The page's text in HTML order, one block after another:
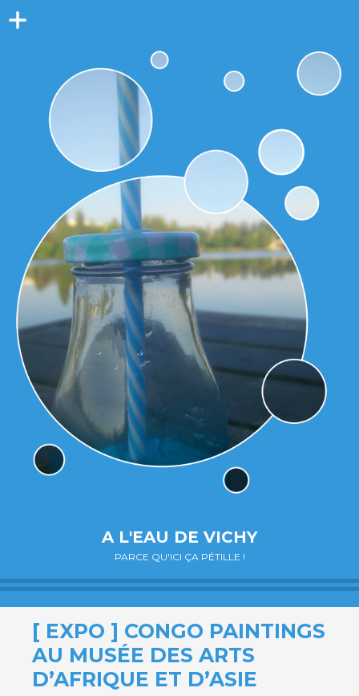
A L'EAU DE VICHY
PARCE QU'ICI ÇA PÉTILLE !
[ EXPO ] CONGO PAINTINGS
AU MUSÉE DES ARTS
D’AFRIQUE ET D’ASIE